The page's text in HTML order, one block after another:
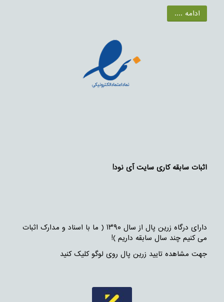
ادامه ....
اثبات سابقه کاری سایت آی نود!
دارای درگاه زرین پال از سال ۱۳۹۰ ( ما با اسناد و مدارک اثبات
می کنیم چند سال سابقه داریم )!
جهت مشاهده تایید زرین پال روی لوگو کلیک کنید